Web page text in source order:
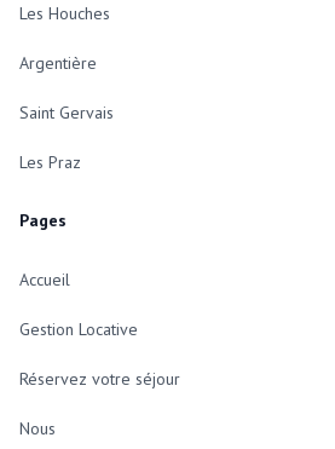
Les Houches
Argentière
Saint Gervais
Les Praz
Pages
Accueil
Gestion Locative
Réservez votre séjour
Nous